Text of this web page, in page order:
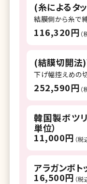
湘南美容クリ
湘南美容クリ
湘南美容クリ
湘南美容クリ
湘南美容ク
湘南美容クリ
湘南美容クリ
(糸によるタ
結膜側から糸で
116,320円 （
(結膜切開法
下げ幅控えめの
252,590円 （
韓国製ボツ
単位）
11,000円 （税
アラガンボト
16,500円 （税